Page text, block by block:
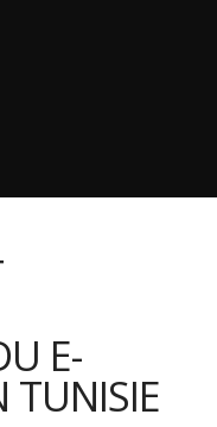
E-
TUNISIE